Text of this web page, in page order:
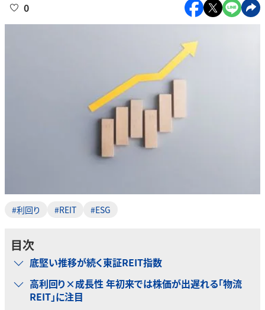
0
#利回り #REIT #ESG
目次
底堅い推移が続く東証REIT指数
高利回り×成長性 年初来では株価が出遅れる「物流
REIT」に注目